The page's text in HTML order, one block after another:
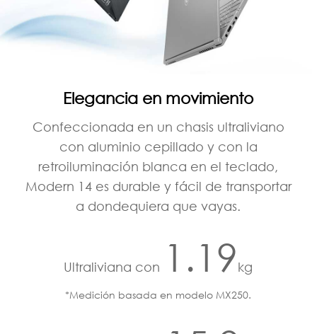
Elegancia en movimiento
Confeccionada en un chasis ultraliviano
con aluminio cepillado y con la
retroiluminación blanca en el teclado,
Modern 14 es durable y fácil de transportar
a dondequiera que vayas.
Ultraliviana con 1.19kg
*Medición basada en modelo MX250.